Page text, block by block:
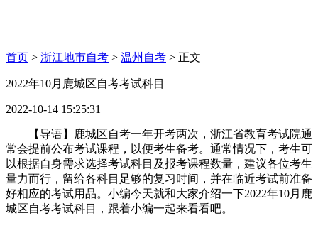
首页 > 浙江地市自考 > 温州自考 > 正文
2022年10月鹿城区自考考试科目
2022-10-14 15:25:31
【导语】鹿城区自考一年开考两次，浙江省教育考试院通
常会提前公布考试课程，以便考生备考。通常情况下，考生可
以根据自身需求选择考试科目及报考课程数量，建议各位考生
量力而行，留给各科目足够的复习时间，并在临近考试前准备
好相应的考试用品。小编今天就和大家介绍一下2022年10月鹿
城区自考考试科目，跟着小编一起来看看吧。